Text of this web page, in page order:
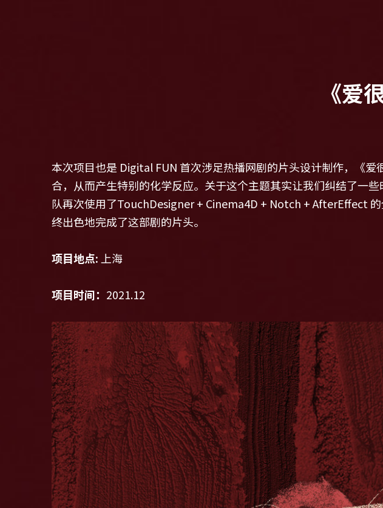
《爱
本次项目也是 Digital FUN 首次涉足热播网剧的片头设计制作，《
合，从而产生特别的化学反应。关于这个主题其实让我们纠结了一
队再次使用了TouchDesigner + Cinema4D + Notch + AfterEffect
终出色地完成了这部剧的片头。
项目地点: 上海
项目时间： 2021.12